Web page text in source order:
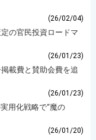
(26/02/04)
の官民投資ロードマ
(26/01/23)
載費と賛助会費を追
(26/01/23)
用化戦略で“魔の
(26/01/20)